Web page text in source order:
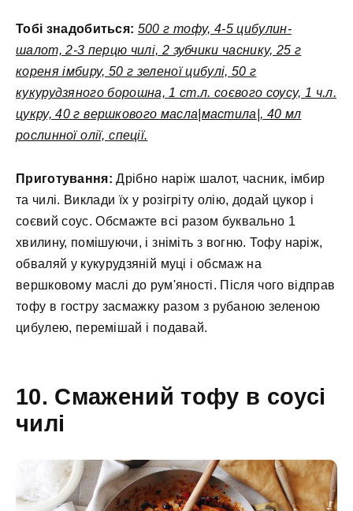
Тобі знадобиться: 500 г тофу, 4-5 цибулин-
шалот, 2-3 перцю чилі, 2 зубчики часнику, 25 г
кореня імбиру, 50 г зеленої цибулі, 50 г
кукурудзяного борошна, 1 ст.л. соєвого соусу, 1 ч.л.
цукру, 40 г вершкового масла|мастила|, 40 мл
рослинної олії, спеції.
Приготування: Дрібно наріж шалот, часник, імбир
та чилі. Виклади їх у розігріту олію, додай цукор і
соєвий соус. Обсмажте всі разом буквально 1
хвилину, помішуючи, і зніміть з вогню. Тофу наріж,
обваляй у кукурудзяній муці і обсмаж на
вершковому маслі до рум'яності. Після чого відправ
тофу в гостру засмажку разом з рубаною зеленою
цибулею, перемішай і подавай.
10. Смажений тофу в соусі
чилі